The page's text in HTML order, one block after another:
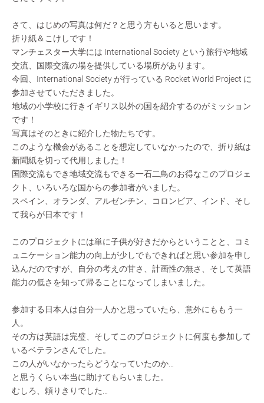
さて、はじめの写真は何だ？と思う方もいると思います。
折り紙＆こけしです！
マンチェスター大学には International Society という旅行や地域
交流、国際交流の場を提供している場所があります。
今回、International Society が行っている Rocket World Project に
参加させていただきました。
地域の小学校に行きイギリス以外の国を紹介するのがミッション
です！
写真はそのときに紹介した物たちです。
このような機会があることを想定していなかったので、折り紙は
新聞紙を切って代用しました！
国際交流もでき地域交流もできる一石二鳥のお得なこのプロジェ
クト、いろいろな国からの参加者がいました。
スペイン、オランダ、アルゼンチン、コロンビア、インド、そし
て我らが日本です！
このプロジェクトには単に子供が好きだからということと、コミ
ュニケーション能力の向上が少しでもできればと思い参加を申し
込んだのですが、自分の考えの甘さ、計画性の無さ、そして英語
能力の低さを知って帰ることになってしまいました。
参加する日本人は自分一人かと思っていたら、意外にももう一
人。
その方は英語は完璧、そしてこのプロジェクトに何度も参加して
いるベテランさんでした。
この人がいなかったらどうなっていたのか…
と思うくらい本当に助けてもらいました。
むしろ、頼りきりでした…